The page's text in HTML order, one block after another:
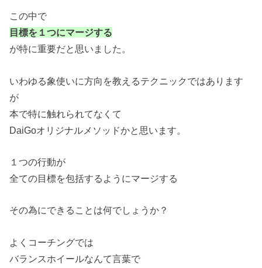
この中で
目標を１つにマージする
が特に重要だと思いました。
いわゆる象使いに方向を教えるテクニックではあります
が
本で特に触れられてなくて
DaiGoオリジナルメソッドかと思います。
１つの行動が
全ての目標を包括するようにマージする
その為にできることは何でしょうか？
よくコーチングでは
バランスホイールなんて言葉で